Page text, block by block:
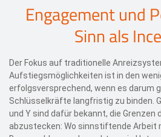
Engagement und
Sinn als
Der Fokus auf traditionelle
Aufstiegsmöglichkeiten ist in den
erfolgsversprechend, wenn es darum
Schlüsselkräfte langfristig zu binden.
und Y sind dafür bekannt, die Grenzen
abzustecken: Wo sinnstiftende Arbeit